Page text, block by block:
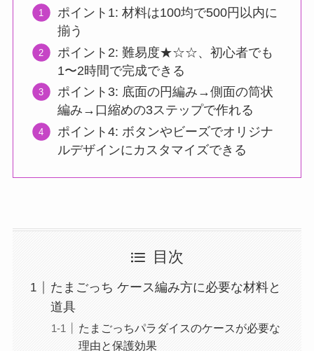
ポイント1: 材料は100均で500円以内に
揃う
ポイント2: 難易度★☆☆、初心者でも
1〜2時間で完成できる
ポイント3: 底面の円編み→側面の筒状
編み→口縮めの3ステップで作れる
ポイント4: ボタンやビーズでオリジナ
ルデザインにカスタマイズできる
目次
たまごっち ケース編み方に必要な材料と
道具
たまごっちパラダイスのケースが必要な
理由と保護効果